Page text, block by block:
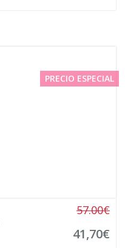
PRECIO ESPECIAL
57.00€
41,70€